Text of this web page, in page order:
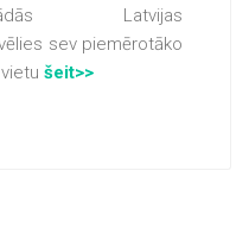
Latvijas
sev piemērotāko
šeit>>